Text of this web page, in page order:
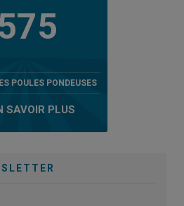
POULES PONDEUSES
SAVOIR PLUS